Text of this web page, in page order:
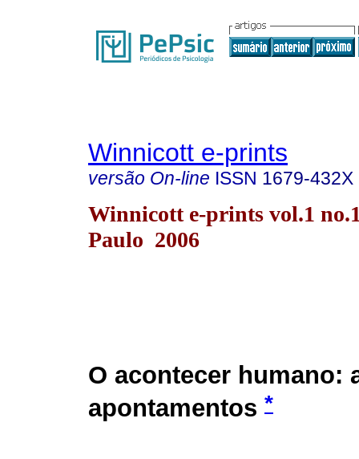
Winnicott e-prints
versão On-line ISSN 1679-432X
Winnicott e-prints vol.1
Paulo 2006
O acontecer humano:
apontamentos *